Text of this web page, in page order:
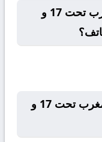
⚽ دليل المتابع: كيف تشاهد المغرب تحت 17 و
⚡ تاريخ الصدامات الكبرى بين المغرب تحت 17 و